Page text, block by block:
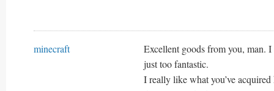
minecraft
Excellent goods from you, man.
just too fantastic.
I really like what you’ve